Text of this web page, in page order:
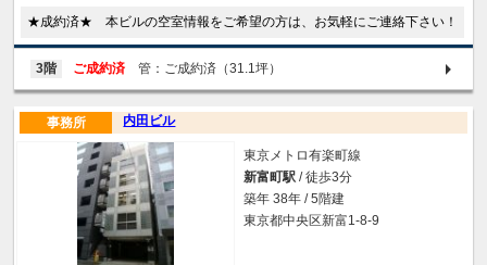
★成約済★ 本ビルの空室情報をご希望の方は、お気軽にご連絡下さい！
3階 ご成約済 管：ご成約済（31.1坪）
内田ビル
事務所
東京メトロ有楽町線
新富町駅 / 徒歩3分
築年 38年 / 5階建
東京都中央区新富1-8-9